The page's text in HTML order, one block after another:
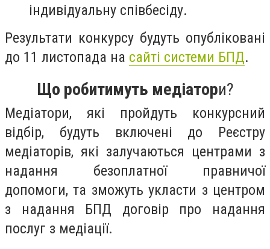
індивідуальну співбесіду.
Результати конкурсу будуть опубліковані
до 11 листопада на сайті системи БПД.
Що робитимуть медіатори?
Медіатори, які пройдуть конкурсний
відбір, будуть включені до Реєстру
медіаторів, які залучаються центрами з
надання безоплатної правничої
допомоги, та зможуть укласти з центром
з надання БПД договір про надання
послуг з медіації.